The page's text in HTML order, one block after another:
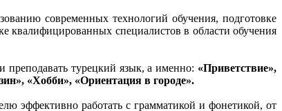
современных технологий обучения, подготовке
квалифицированных специалистов в области обучения
турецкий язык, а именно: «Приветствие»,
«Хобби», «Ориентация в городе».
эффективно работать с грамматикой и фонетикой, от